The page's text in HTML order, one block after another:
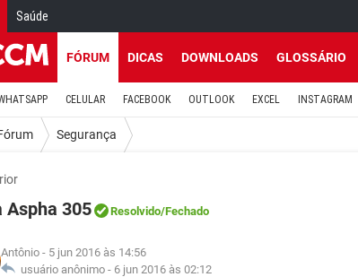
Saúde
FÓRUM DICAS DOWNLOADS GLOSSÁRIO
CELULAR FACEBOOK OUTLOOK EXCEL INSTAGRAM
Segurança
Aspha 305 Resolvido/Fechado
Antônio - 5 jun 2016 às 14:56
usuário anônimo - 6 jun 2016 às 02:12